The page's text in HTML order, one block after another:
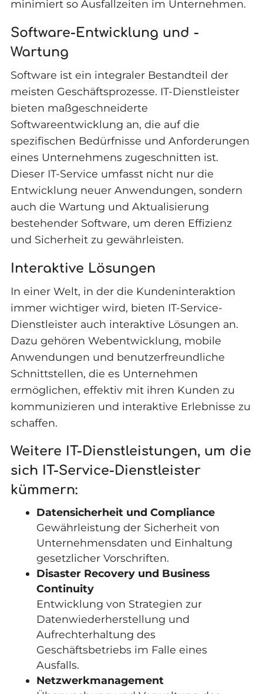
minimiert so Ausfallzeiten im Unternehmen.
Software-Entwicklung und -
Wartung
Software ist ein integraler Bestandteil der
meisten Geschäftsprozesse. IT-Dienstleister
bieten maßgeschneiderte
Softwareentwicklung an, die auf die
spezifischen Bedürfnisse und Anforderungen
eines Unternehmens zugeschnitten ist.
Dieser IT-Service umfasst nicht nur die
Entwicklung neuer Anwendungen, sondern
auch die Wartung und Aktualisierung
bestehender Software, um deren Effizienz
und Sicherheit zu gewährleisten.
Interaktive Lösungen
In einer Welt, in der die Kundeninteraktion
immer wichtiger wird, bieten IT-Service-
Dienstleister auch interaktive Lösungen an.
Dazu gehören Webentwicklung, mobile
Anwendungen und benutzerfreundliche
Schnittstellen, die es Unternehmen
ermöglichen, effektiv mit ihren Kunden zu
kommunizieren und interaktive Erlebnisse zu
schaffen.
Weitere IT-Dienstleistungen, um die
sich IT-Service-Dienstleister
kümmern:
Datensicherheit und Compliance
Gewährleistung der Sicherheit von
Unternehmensdaten und Einhaltung
gesetzlicher Vorschriften.
Disaster Recovery und Business
Continuity
Entwicklung von Strategien zur
Datenwiederherstellung und
Aufrechterhaltung des
Geschäftsbetriebs im Falle eines
Ausfalls.
Netzwerkmanagement